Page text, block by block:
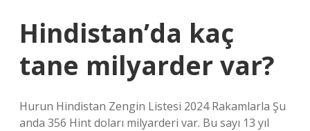
Hindistan’da kaç
tane milyarder var?
Hurun Hindistan Zengin Listesi 2024 Rakamlarla Şu
anda 356 Hint doları milyarderi var. Bu sayı 13 yıl